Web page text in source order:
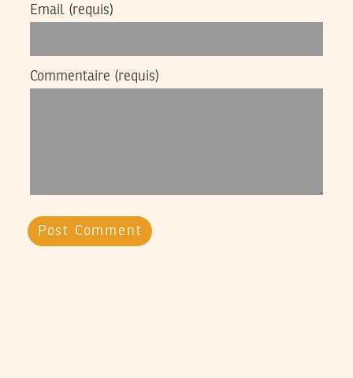
Email (requis)
Commentaire (requis)